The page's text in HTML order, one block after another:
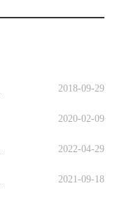
2018-09-29
2020-02-09
2022-04-29
2021-09-18